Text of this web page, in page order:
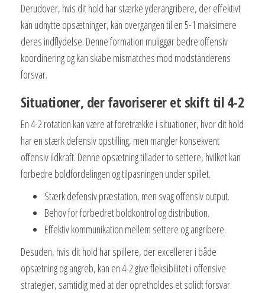
Derudover, hvis dit hold har stærke yderangribere, der effektivt
kan udnytte opsætninger, kan overgangen til en 5-1 maksimere
deres indflydelse. Denne formation muliggør bedre offensiv
koordinering og kan skabe mismatches mod modstanderens
forsvar.
Situationer, der favoriserer et skift til 4-2
En 4-2 rotation kan være at foretrække i situationer, hvor dit hold
har en stærk defensiv opstilling, men mangler konsekvent
offensiv ildkraft. Denne opsætning tillader to settere, hvilket kan
forbedre boldfordelingen og tilpasningen under spillet.
Stærk defensiv præstation, men svag offensiv output.
Behov for forbedret boldkontrol og distribution.
Effektiv kommunikation mellem settere og angribere.
Desuden, hvis dit hold har spillere, der excellerer i både
opsætning og angreb, kan en 4-2 give fleksibilitet i offensive
strategier, samtidig med at der opretholdes et solidt forsvar.